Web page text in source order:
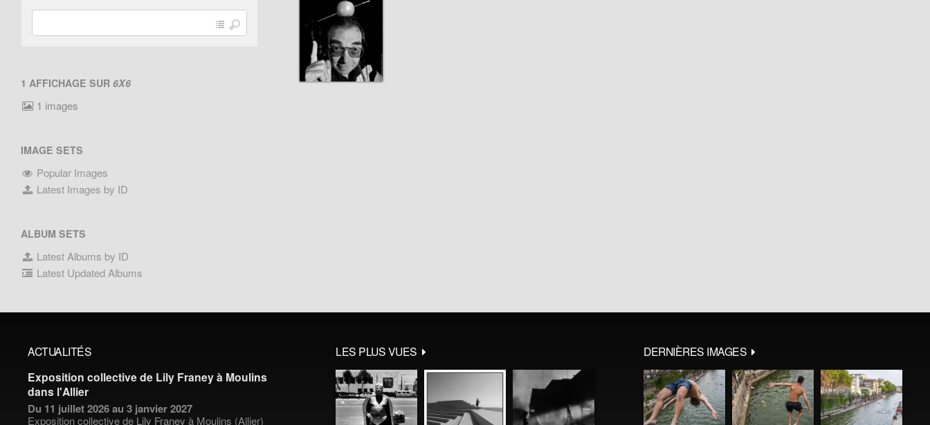
1 AFFICHAGE SUR6X6
1 images
IMAGE SETS
Popular Images
Latest Images by ID
ALBUM SETS
Latest Albums by ID
Latest Updated Albums
ACTUALITÉS
Exposition collective de Lily Franey à Moulins
dans l'Allier
Du 11 juillet 2026 au 3 janvier 2027
Exposition collective de Lily Franey à Moulins (Allier)
LES PLUS VUES DERNIÈRES IMAGES